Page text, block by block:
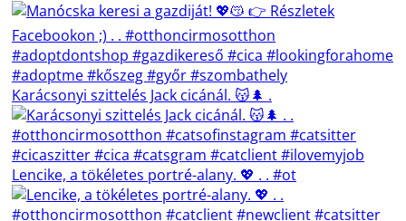
Karácsonyi szittelés Jack cicánál. 😽🌲 .
Lencike, a tökéletes portré-alany. 💖 . . #ot